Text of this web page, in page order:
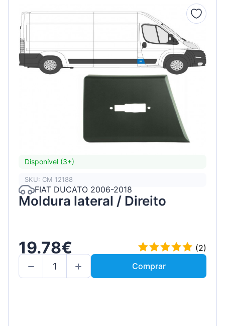
Disponível (3+)
SKU: CM 12188
FIAT DUCATO 2006-2018
Moldura lateral / Direito
19.78€
(2)
Comprar